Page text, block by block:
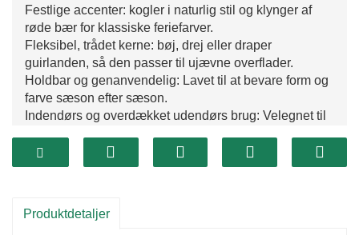
Festlige accenter: kogler i naturlig stil og klynger af
røde bær for klassiske feriefarver.
Fleksibel, trådet kerne: bøj, drej eller draper
guirlanden, så den passer til ujævne overflader.
Holdbar og genanvendelig: Lavet til at bevare form og
farve sæson efter sæson.
Indendørs og overdækket udendørs brug: Velegnet til
udstillinger.
Nem at style: passer smukt sammen med lyskæder,
Produktdetaljer